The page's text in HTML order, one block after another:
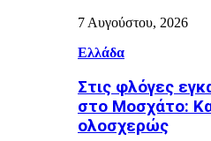
7 Αυγούστου, 2026
Ελλάδα
Στις φλόγες
στο Μοσχάτο:
ολοσχερώς